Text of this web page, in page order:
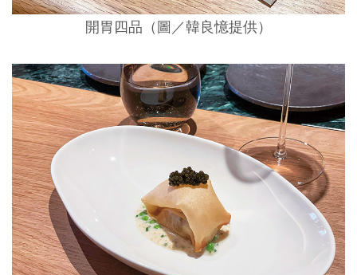
開胃四品（圖／韓良憶提供）